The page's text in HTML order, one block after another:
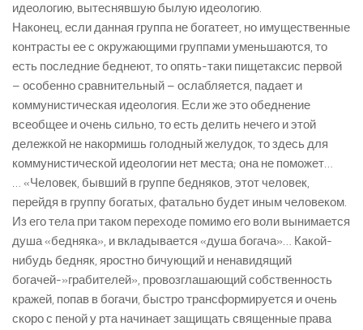
идеологию, вытеснявшую былую идеологию.
Наконец, если данная группа не богатеет, но имущественные
контрасты ее с окружающими группами уменьшаются, то
есть последние беднеют, то опять-таки пищетаксис первой
– особенно сравнительный – ослабляется, падает и
коммунистическая идеология. Если же это обеднение
всеобщее и очень сильно, то есть делить нечего и этой
дележкой не накормишь голодный желудок, то здесь для
коммунистической идеологии нет места; она не поможет…
… «Человек, бывший в группе бедняков, этот человек,
перейдя в группу богатых, фатально будет иным человеком.
Из его тела при таком переходе помимо его воли вынимается
душа «бедняка», и вкладывается «душа богача»… Какой-
нибудь бедняк, яростно бичующий и ненавидящий
богачей-»грабителей», провозглашающий собственность
кражей, попав в богачи, быстро трансформируется и очень
скоро с пеной у рта начинает защищать священные права